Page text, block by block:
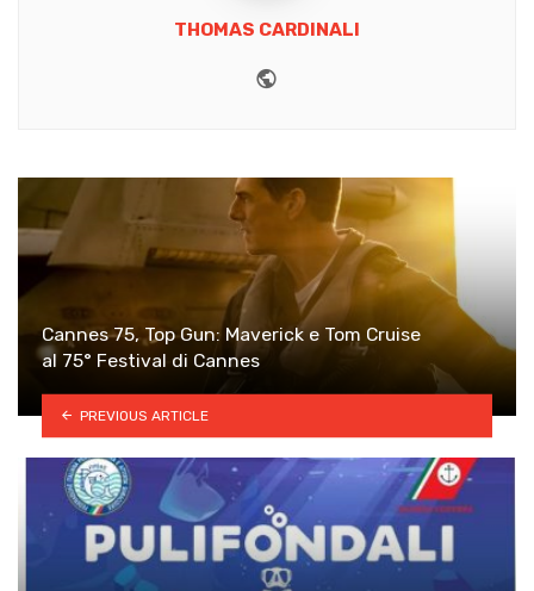
THOMAS CARDINALI
Cannes 75, Top Gun: Maverick e Tom Cruise
al 75° Festival di Cannes
PREVIOUS ARTICLE